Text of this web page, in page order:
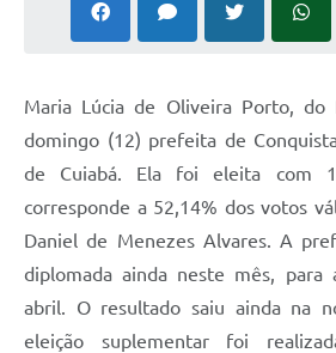
Maria Lúcia de Oliveira Porto, do
domingo (12) prefeita de
de Cuiabá. Ela foi eleita com
corresponde a 52,14% dos votos
Daniel de Menezes Alvares. A
diplomada ainda neste mês, para
abril. O resultado saiu ainda na
eleição suplementar foi